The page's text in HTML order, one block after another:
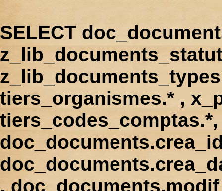
SELECT
tiers_organismes.* ,
,